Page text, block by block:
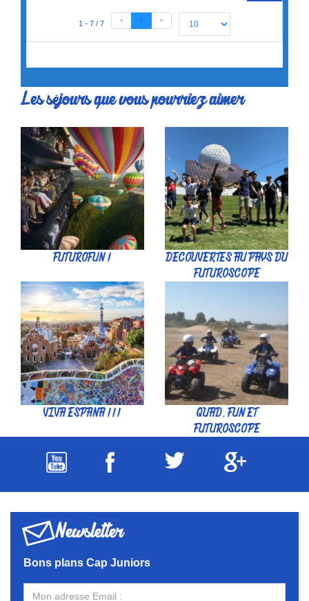
1 - 7 / 7 < 1 >
Les séjours que vous pourriez aimer
FUTUROFUN !
DECOUVERTES AU PAYS DU
FUTUROSCOPE
VIVA ESPANA !!!
QUAD, FUN ET
FUTUROSCOPE
Newsletter
Bons plans Cap Juniors